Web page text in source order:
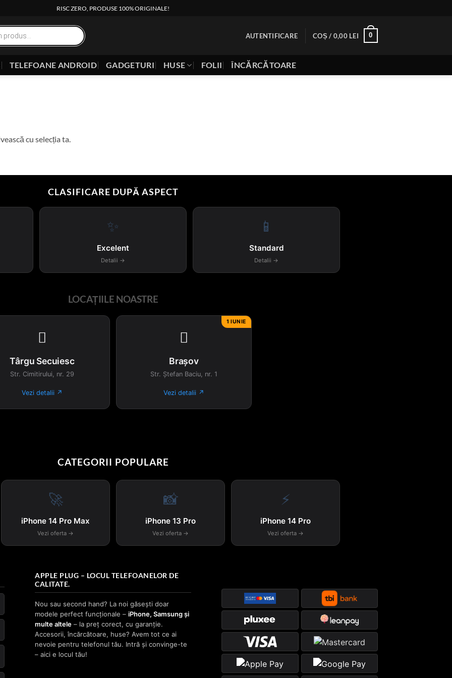
RISC ZERO, PRODUSE 100% ORIGINALE!
AUTENTIFICARE COȘ / 0,00 LEI 0
TELEFOANE ANDROID GADGETURI HUSE FOLII ÎNCĂRCĂTOARE
cu selecția ta.
CLASIFICARE DUPĂ ASPECT
✨
Excelent
Detalii →
📱
Standard
Detalii →
LOCAȚIILE NOASTRE

Târgu Secuiesc
Str. Cimitirului, nr. 29
Vezi detalii ↗
1 IUNIE

Brașov
Str. Ștefan Baciu, nr. 1
Vezi detalii ↗
CATEGORII POPULARE
🚀
iPhone 14 Pro Max
Vezi oferta →
📸
iPhone 13 Pro
Vezi oferta →
⚡
iPhone 14 Pro
Vezi oferta →
APPLE PLUG – LOCUL TELEFOANELOR DE
CALITATE.
Nou sau second hand? La noi găsești doar
modele perfect funcționale – iPhone, Samsung și
multe altele – la preț corect, cu garanție.
Accesorii, încărcătoare, huse? Avem tot ce ai
nevoie pentru telefonul tău. Intră și convinge-te
– aici e locul tău!